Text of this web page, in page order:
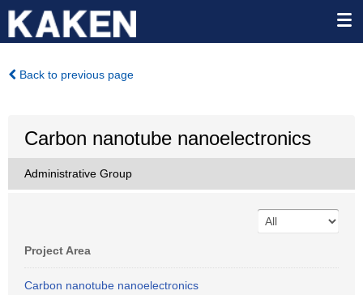
Back to previous page
Carbon nanotube nanoelectronics
Administrative Group
Project Area
Carbon nanotube nanoelectronics